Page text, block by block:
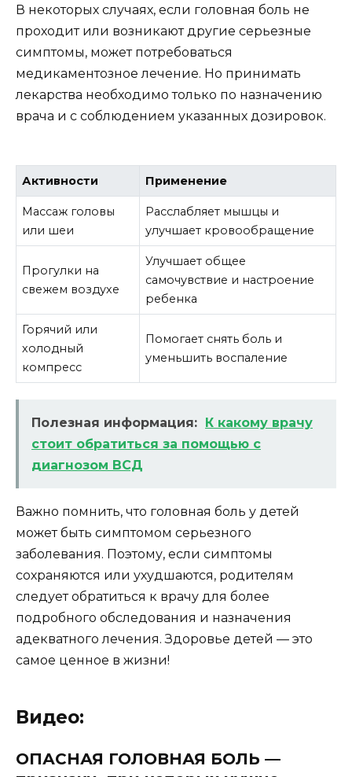
В некоторых случаях, если головная боль не
проходит или возникают другие серьезные
симптомы, может потребоваться
медикаментозное лечение. Но принимать
лекарства необходимо только по назначению
врача и с соблюдением указанных дозировок.
Активности Применение
Массаж головы
или шеи
Расслабляет мышцы и
улучшает кровообращение
Прогулки на
свежем воздухе
Улучшает общее
самочувствие и настроение
ребенка
Горячий или
холодный
компресс
Помогает снять боль и
уменьшить воспаление
Полезная информация:
К какому врачу
стоит обратиться за помощью с
диагнозом ВСД
Важно помнить, что головная боль у детей
может быть симптомом серьезного
заболевания. Поэтому, если симптомы
сохраняются или ухудшаются, родителям
следует обратиться к врачу для более
подробного обследования и назначения
адекватного лечения. Здоровье детей — это
самое ценное в жизни!
Видео:
ОПАСНАЯ ГОЛОВНАЯ БОЛЬ —